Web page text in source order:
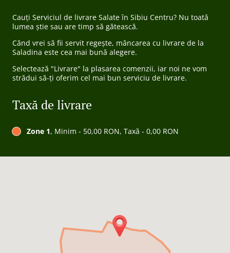
Cauți Serviciul de livrare Salate în Sibiu Centru? Nu toată
lumea știe sau are timp să gătească.
Când vrei să fii servit regește, mâncarea cu livrare de la
Saladina este cea mai bună alegere.
Selectează "Livrare" la plasarea comenzii, iar noi ne vom
strădui să-ți oferim cel mai bun serviciu de livrare.
Taxă de livrare
Zone 1, Minim - 50,00 RON, Taxă - 0,00 RON